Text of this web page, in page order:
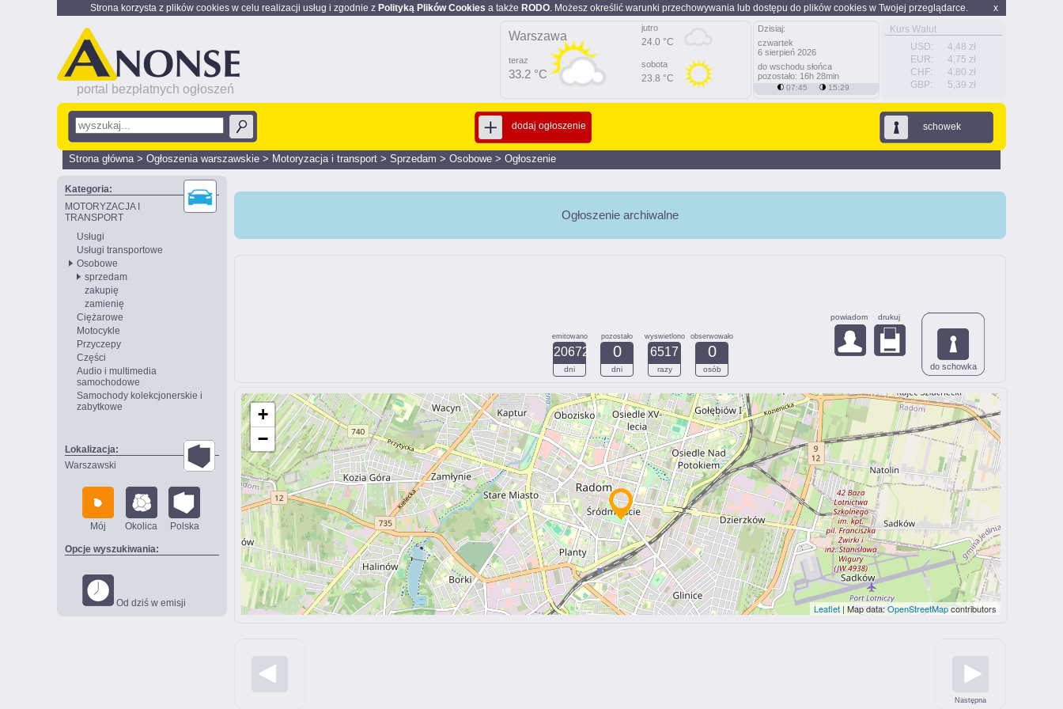
x
Strona korzysta z plików cookies w celu realizacji usług i zgodnie z Polityką Plików Cookies a także RODO. Możesz określić warunki przechowywania lub dostępu do plików cookies w Twojej przeglądarce.
portal bezpłatnych ogłoszeń
Kurs Walut
USD:
4,48 zł
EUR:
4,75 zł
CHF:
4,80 zł
GBP:
5,39 zł
Warszawa
teraz
33.2 °C
jutro
24.0 °C
sobota
23.8 °C
Dzisiaj:
czwartek
6 sierpień 2026
do wschodu słońca
pozostało: 16h 28min
07:45 15:29
schowek
dodaj ogłoszenie
Strona główna> Ogłoszenia warszawskie > Motoryzacja i transport > Sprzedam > Osobowe > Ogłoszenie
Kategoria:
MOTORYZACJA I
TRANSPORT
Usługi
Usługi transportowe
Osobowe
sprzedam
zakupię
zamienię
Ciężarowe
Motocykle
Przyczepy
Części
Audio i multimedia
samochodowe
Samochody kolekcjonerskie i
zabytkowe
Lokalizacja:
Warszawski
Mój Okolica Polska
Opcje wyszukiwania:
Od dziś w emisji
Ogłoszenie archiwalne
emitowano
20672
dni
pozostało
0
dni
wyswietlono
6517
razy
obserwowało
0
osób do schowka
powiadom drukuj
+
−
Leaflet | Map data:OpenStreetMapcontributors
Następna